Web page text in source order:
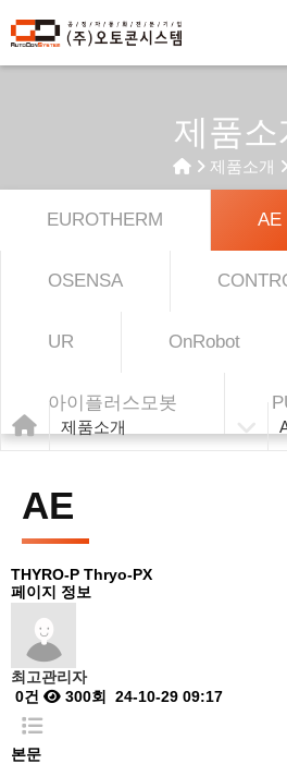
제품소
제품소개
EUROTHERM AE
OSENSA
UR OnRobot
아이플러스모봇
제품소개
AE
THYRO-P Thryo-PX
페이지 정보
최고관리자
0건
300회 24-10-29 09:17
본문